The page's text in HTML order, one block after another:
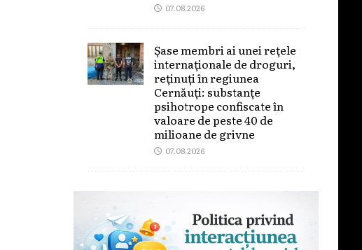
07.08.2026
Șase membri ai unei rețele
internaționale de droguri,
reținuți în regiunea
Cernăuți: substanțe
psihotrope confiscate în
valoare de peste 40 de
milioane de grivne
07.08.2026